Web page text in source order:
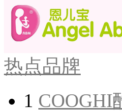
热点品牌
1 COOGHI